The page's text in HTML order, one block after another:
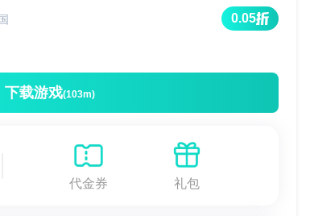
0.05
下载游戏(103m)
代金券 礼包